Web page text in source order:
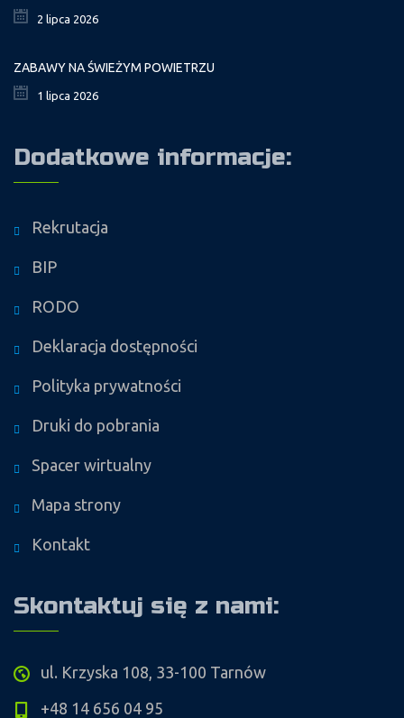
2 lipca 2026
ZABAWY NA ŚWIEŻYM POWIETRZU
1 lipca 2026
Dodatkowe informacje:
Rekrutacja
BIP
RODO
Deklaracja dostępności
Polityka prywatności
Druki do pobrania
Spacer wirtualny
Mapa strony
Kontakt
Skontaktuj się z nami:
ul. Krzyska 108, 33-100 Tarnów
+48 14 656 04 95